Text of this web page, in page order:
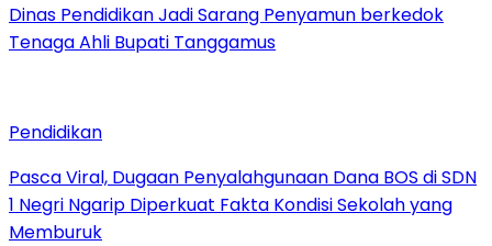
Dinas Pendidikan Jadi Sarang Penyamun berkedok
Tenaga Ahli Bupati Tanggamus
Pendidikan
Pasca Viral, Dugaan Penyalahgunaan Dana BOS di SDN
1 Negri Ngarip Diperkuat Fakta Kondisi Sekolah yang
Memburuk